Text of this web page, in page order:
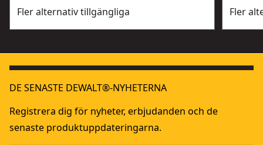
Fler alternativ tillgängliga
Fler
DE SENASTE DEWALT®-NYHETERNA
Registrera dig för nyheter, erbjudanden och de
senaste produktuppdateringarna.